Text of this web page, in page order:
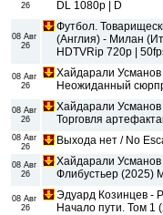
26
DL 1080p | D
08 Авг
26
Футбол.
(Англия) - Милан
HDTVRip 720p |
08 Авг
26
Хайдарали Усманов
Неожиданный
08 Авг
26
Хайдарали Усманов
Торговля
08 Авг
26
Выхода нет / No
08 Авг
26
Хайдарали Усманов
Флибустьер (2025)
08 Авг
26
Эдуард Козинцев -
Начало пути. Том 1